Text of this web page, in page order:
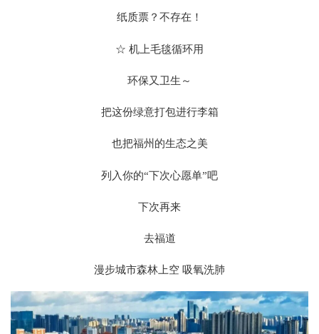
纸质票？不存在！
☆ 机上毛毯循环用
环保又卫生～
把这份绿意打包进行李箱
也把福州的生态之美
列入你的“下次心愿单”吧
下次再来
去福道
漫步城市森林上空 吸氧洗肺